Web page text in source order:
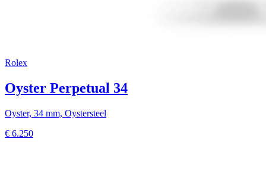
Rolex
Oyster Perpetual 34
Oyster, 34 mm, Oystersteel
€ 6.250